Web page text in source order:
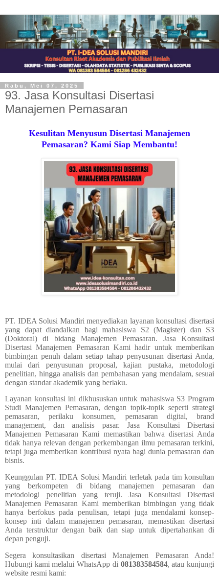
Rabu, Mei 07, 2025
93. Jasa Konsultasi Disertasi
Manajemen Pemasaran
Kesulitan Menyusun Disertasi Manajemen
Pemasaran? Kami Siap Membantu!
PT. IDEA Solusi Mandiri menyediakan layanan konsultasi disertasi
yang dapat diandalkan bagi mahasiswa S2 (Magister) dan S3
(Doktoral) di bidang Manajemen Pemasaran. Jasa Konsultasi
Disertasi Manajemen Pemasaran Kami hadir untuk memberikan
bimbingan penuh dalam setiap tahap penyusunan disertasi Anda,
mulai dari penyusunan proposal, kajian pustaka, metodologi
penelitian, hingga analisis dan pembahasan yang mendalam, sesuai
dengan standar akademik yang berlaku.
Layanan konsultasi ini dikhususkan untuk mahasiswa S3 Program
Studi Manajemen Pemasaran, dengan topik-topik seperti strategi
pemasaran, perilaku konsumen, pemasaran digital, brand
management, dan analisis pasar. Jasa Konsultasi Disertasi
Manajemen PemasaranKami memastikan bahwa disertasi Anda
tidak hanya relevan dengan perkembangan ilmu pemasaran terkini,
tetapi juga memberikan kontribusi nyata bagi dunia pemasaran dan
bisnis.
Keunggulan PT. IDEA Solusi Mandiri terletak pada tim konsultan
yang berkompeten di bidang manajemen pemasaran dan
metodologi penelitian yang teruji. Jasa Konsultasi Disertasi
Manajemen Pemasaran Kami memberikan bimbingan yang tidak
hanya berfokus pada penulisan, tetapi juga mendalami konsep-
konsep inti dalam manajemen pemasaran, memastikan disertasi
Anda terstruktur dengan baik dan siap untuk dipertahankan di
depan penguji.
Segera konsultasikan disertasi Manajemen Pemasaran Anda!
Hubungi kami melalui WhatsApp di 081383584584, atau kunjungi
website resmi kami: